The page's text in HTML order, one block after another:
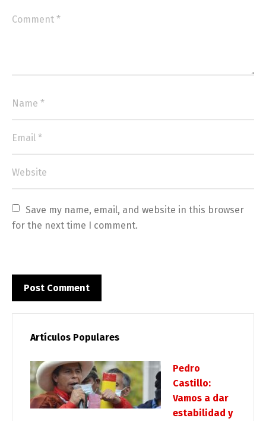
Save my name, email, and website in this browser
for the next time I comment.
Artículos Populares
Pedro
Castillo:
Vamos a dar
estabilidad y